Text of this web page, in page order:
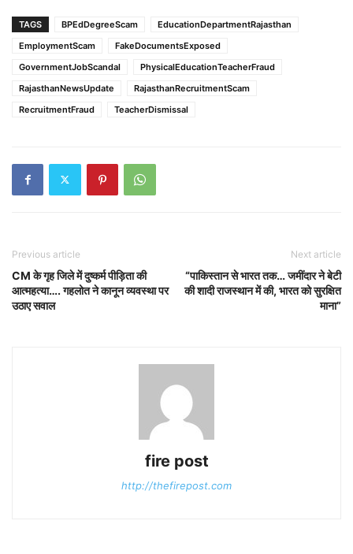
TAGS BPEdDegreeScam
EducationDepartmentRajasthan
EmploymentScam
FakeDocumentsExposed
GovernmentJobScandal
PhysicalEducationTeacherFraud
RajasthanNewsUpdate
RajasthanRecruitmentScam
RecruitmentFraud
TeacherDismissal
Previous article
CM के गृह जिले में दुष्कर्म पीड़िता की
आत्महत्या…. गहलोत ने कानून व्यवस्था पर
उठाए सवाल
Next article
“पाकिस्तान से भारत तक… जमींदार ने बेटी
की शादी राजस्थान में की, भारत को सुरक्षित
माना”
fire post
http://thefirepost.com